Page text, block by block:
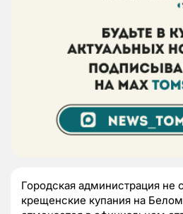
Городская администрация не
крещенские купания на